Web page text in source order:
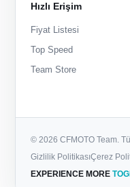
Hızlı Erişim
Fiyat Listesi
Top Speed
Team Store
© 2026 CFMOTO Team.
Gizlilik PolitikasıÇerez
EXPERIENCE MORE